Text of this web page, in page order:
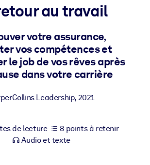
vérifiées et concises dans votre
meilleurs résultats d'apprentissage.
d’IA
au travail
votre assurance,
vos compétences et
le job de vos rêves après
dans votre carrière
Leadership, 2021
de lecture
8 points à retenir
Audio et texte